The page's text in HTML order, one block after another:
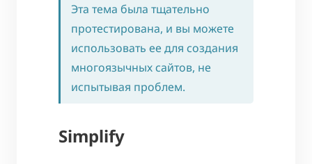
Эта тема была тщательно
протестирована, и вы можете
использовать ее для создания
многоязычных сайтов, не
испытывая проблем.
Simplify